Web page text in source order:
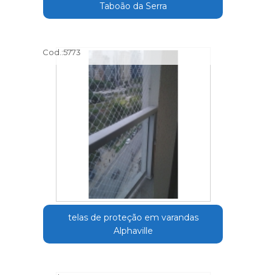
Taboão da Serra
Cod.:5773
telas de proteção em varandas
Alphaville